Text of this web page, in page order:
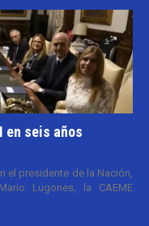
en seis años
el presidente de la Nación,
Lugones, la CAEME